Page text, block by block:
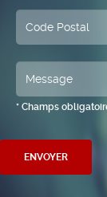
* Champs